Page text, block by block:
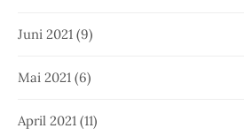
Juni 2021 (9)
Mai 2021 (6)
April 2021 (11)